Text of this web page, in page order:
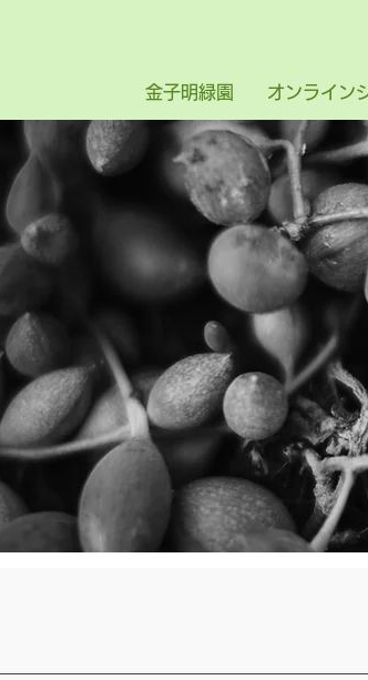
金子明緑園 オンライン